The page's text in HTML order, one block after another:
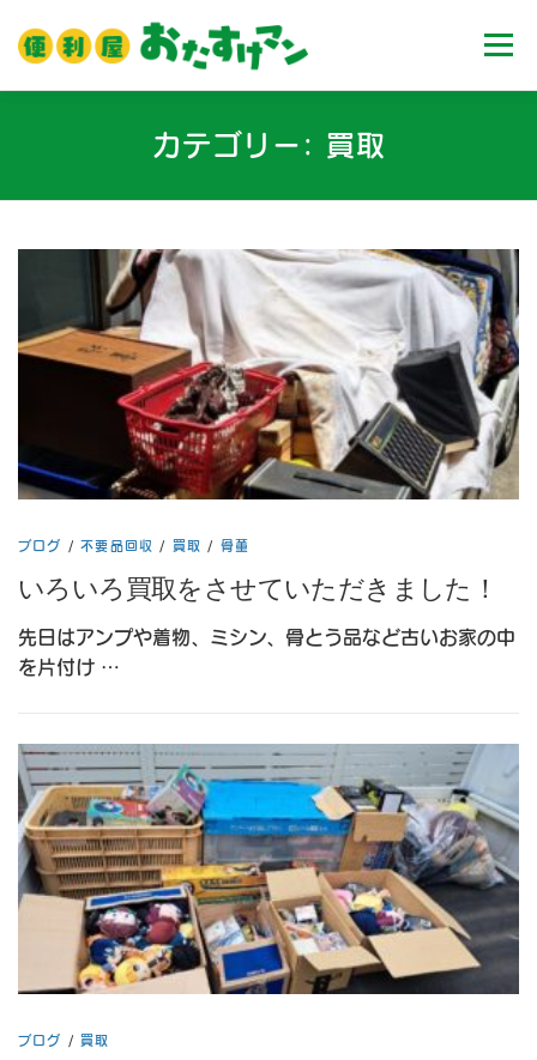
メニ
業務内容 料金 ご利用流れ
カテゴリー: 買取
ブログ /不要品回収 / 買取 / 骨董
いろいろ買取をさせていただきました！
先日はアンプや着物、ミシン、骨とう品など古いお家の中
を片付け …
ブログ /買取